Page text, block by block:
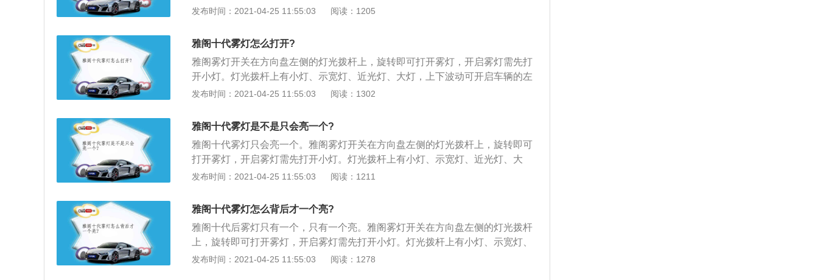
的左右转向灯，拨至中间即是关闭状态。雅阁后雾灯的更换方法如下：1、打开
定螺丝，撬开车底下方的卡扣，撬开尾灯的卡口；3、取下后饰板后，检查是否
有线束连接，此时拆下后雾灯的饰板；4、将雾灯灯座安装上原装饰板上，并插
上线束即可。
发布时间：2021-04-25 11:55:03 阅读：1205
雅阁十代雾灯怎么打开?
雅阁雾灯开关在方向盘左侧的灯光拨杆上，旋转即可打开雾灯，开启雾灯需先打
开小灯。灯光拨杆上有小灯、示宽灯、近光灯、大灯，上下波动可开启车辆的左
右转向灯，拨至中间即是关闭状态。雅阁后雾灯的更换方法如下：1、打开车辆
丝，撬开车底下方的卡扣，撬开尾灯的卡口；3、取下后饰板后，检查是否有线
束连接，此时拆下后雾灯的饰板；4、将雾灯灯座安装上原装饰板上，并插上线
束即可。
发布时间：2021-04-25 11:55:03 阅读：1302
雅阁十代雾灯是不是只会亮一个?
雅阁十代雾灯只会亮一个。雅阁雾灯开关在方向盘左侧的灯光拨杆上，旋转即可
打开雾灯，开启雾灯需先打开小灯。灯光拨杆上有小灯、示宽灯、近光灯、大
灯，上下波动可开启车辆的左右转向灯，拨至中间即是关闭状态。雅阁后雾灯的
松下车辆后轮轮眉的固定螺丝，撬开车底下方的卡扣，撬开尾灯的卡口；3、取
下后饰板后，检查是否有线束连接，此时拆下后雾灯的饰板；4、将雾灯灯座安
装上原装饰板上，并插上线束即可。
发布时间：2021-04-25 11:55:03 阅读：1211
雅阁十代雾灯怎么背后才一个亮?
雅阁十代后雾灯只有一个，只有一个亮。雅阁雾灯开关在方向盘左侧的灯光拨杆
上，旋转即可打开雾灯，开启雾灯需先打开小灯。灯光拨杆上有小灯、示宽灯、
近光灯、大灯，上下波动可开启车辆的左右转向灯，拨至中间即是关闭状态。雅
发布时间：2021-04-25 11:55:03 阅读：1278